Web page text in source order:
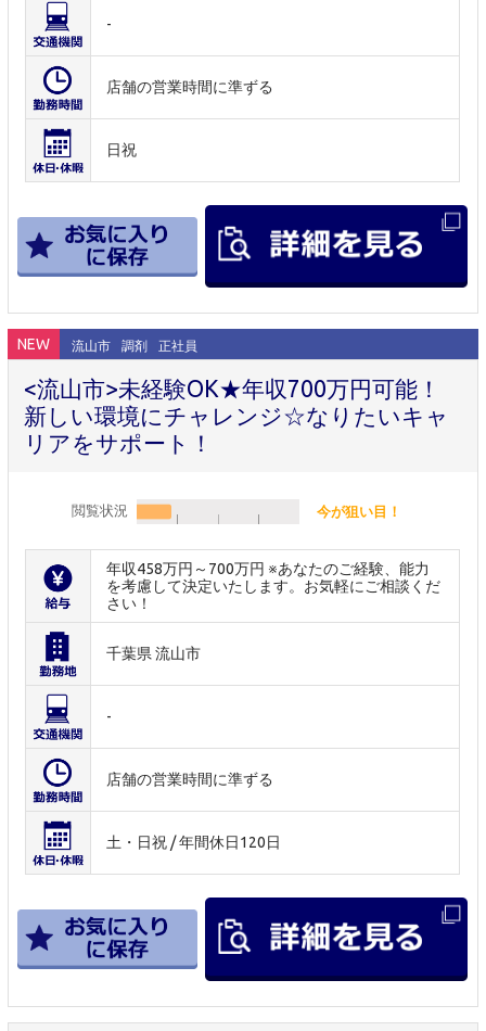
-
店舗の営業時間に準ずる
日祝
NEW 流山市 調剤 正社員
<流山市>未経験OK★年収700万円可能！
新しい環境にチャレンジ☆なりたいキャ
リアをサポート！
閲覧状況 今が狙い目！
年収458万円～700万円 ※あなたのご経験、能力
を考慮して決定いたします。お気軽にご相談くだ
さい！
千葉県 流山市
-
店舗の営業時間に準ずる
土・日祝 / 年間休日120日